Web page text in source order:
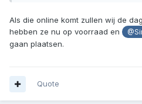
Als die online komt zullen wij de
hebben ze nu op voorraad en
gaan plaatsen.
Quote